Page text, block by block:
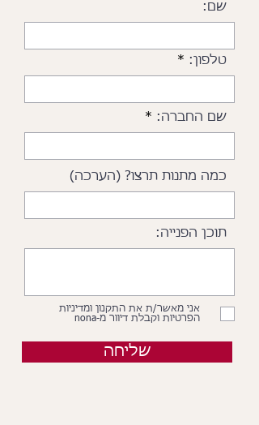
שם:
טלפון:
שם החברה:
כמה מתנות תרצו? (הערכה)
תוכן הפנייה:
אני מאשר/ת את התקנון ומדיניות
הפרטיות וקבלת דיוור מ-nona
שליחה